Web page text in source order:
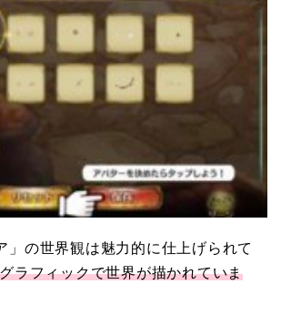
」の世界観は魅力的に仕上げられて
ラフィックで世界が描かれていま